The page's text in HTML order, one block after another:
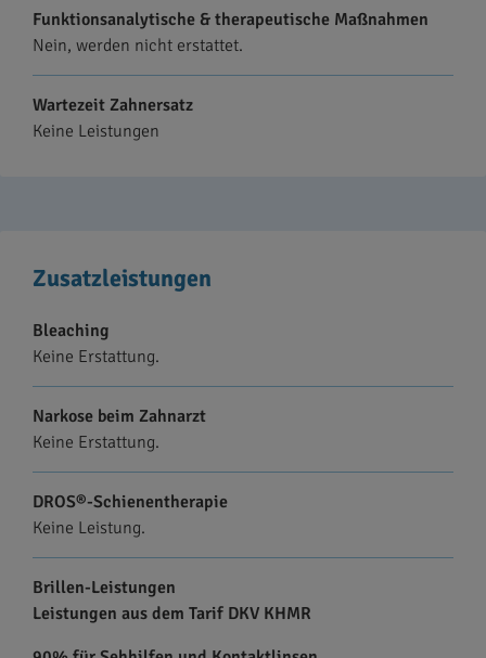
Funktionsanalytische & therapeutische Maßnahmen
Nein, werden nicht erstattet.
Wartezeit Zahnersatz
Keine Leistungen
Zusatzleistungen
Bleaching
Keine Erstattung.
Narkose beim Zahnarzt
Keine Erstattung.
DROS®-Schienentherapie
Keine Leistung.
Brillen-Leistungen
Leistungen aus dem Tarif DKV KHMR